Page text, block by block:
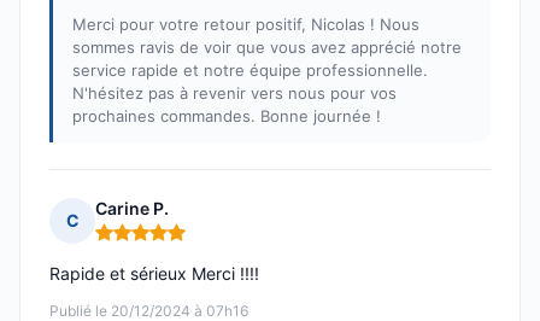
Merci pour votre retour positif, Nicolas ! Nous
sommes ravis de voir que vous avez apprécié notre
service rapide et notre équipe professionnelle.
N'hésitez pas à revenir vers nous pour vos
prochaines commandes. Bonne journée !
C
Carine P.
Note : 5 sur 5
Publié le 20/12/2024 à 07h16
Rapide et sérieux Merci !!!!